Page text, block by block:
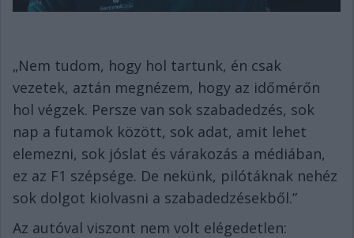
„Nem tudom, hogy hol tartunk, én csak
vezetek, aztán megnézem, hogy az időmérőn
hol végzek. Persze van sok szabadedzés, sok
nap a futamok között, sok adat, amit lehet
elemezni, sok jóslat és várakozás a médiában,
ez az F1 szépsége. De nekünk, pilótáknak nehéz
sok dolgot kiolvasni a szabadedzésekből.”
Az autóval viszont nem volt elégedetlen: